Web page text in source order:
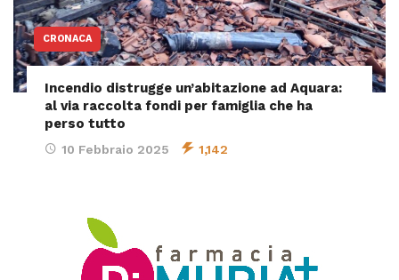
CRONACA
Incendio distrugge un’abitazione ad Aquara:
al via raccolta fondi per famiglia che ha
perso tutto
10 Febbraio 2025 1,142